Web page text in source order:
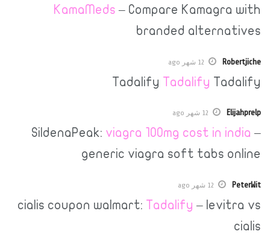
KamaMeds– Compare
branded
12 شهر ago
Tadalify Tadalify
12 شهر ago
SildenaPeak:viagra 100mg cost
generic viagra soft
12 شهر ago
cialis coupon walmart: Tadalify –